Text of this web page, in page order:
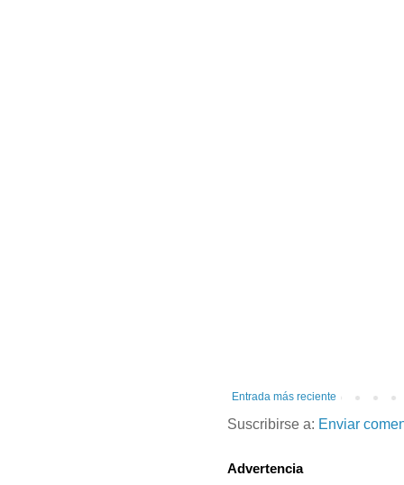
Entrada más reciente
Suscribirse a: Enviar
Advertencia